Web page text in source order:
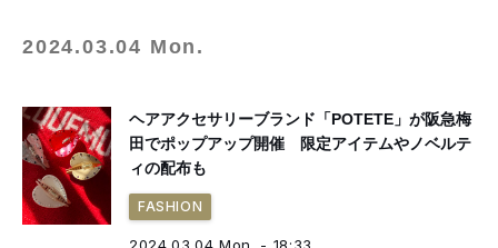
2024.03.04 Mon.
ヘアアクセサリーブランド「POTETE」が阪急梅
田でポップアップ開催 限定アイテムやノベルテ
ィの配布も
FASHION
2024.03.04 Mon. - 18:33